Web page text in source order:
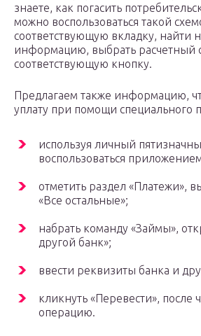
знаете, как погасить
можно воспользоваться такой
соответствующую вкладку, найти
информацию, выбрать расчетный
соответствующую кнопку.
Предлагаем также информацию,
уплату при помощи специального
используя личный
воспользоваться
отметить раздел «Платежи»,
«Все остальные»;
набрать команду «Займы»,
другой банк»;
ввести реквизиты банка и
кликнуть «Перевести», после
операцию.